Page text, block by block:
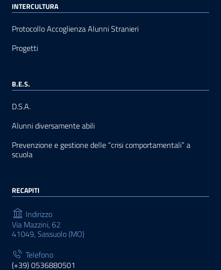
INTERCULTURA
Protocollo Accoglienza Alunni Stranieri
Progetti
B.E.S.
D.S.A.
Alunni diversamente abili
Prevenzione e gestione delle “crisi comportamentali” a
scuola
RECAPITI
Indirizzo
Via Mazzini, 62
41049, Sassuolo (MO)
Telefono
(+39) 0536880501